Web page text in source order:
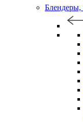
Блендеры,